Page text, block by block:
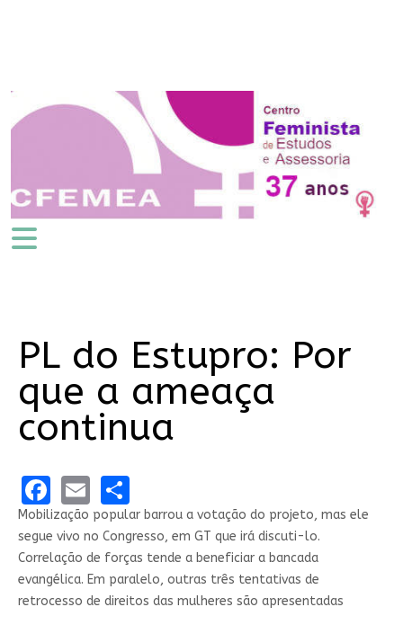
PL do Estupro: Por
que a ameaça
continua
Facebook
EmailShare
Mobilização popular barrou a votação do projeto, mas ele
segue vivo no Congresso, em GT que irá discuti-lo.
Correlação de forças tende a beneficiar a bancada
evangélica. Em paralelo, outras três tentativas de
retrocesso de direitos das mulheres são apresentadas